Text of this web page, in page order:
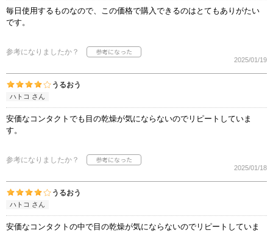
毎日使用するものなので、この価格で購入できるのはとてもありがたい
です。
参考になりましたか？
2025/01/19
うるおう
ハトコ さん
安価なコンタクトでも目の乾燥が気にならないのでリピートしていま
す。
参考になりましたか？
2025/01/18
うるおう
ハトコ さん
安価なコンタクトの中で目の乾燥が気にならないのでリピートしていま